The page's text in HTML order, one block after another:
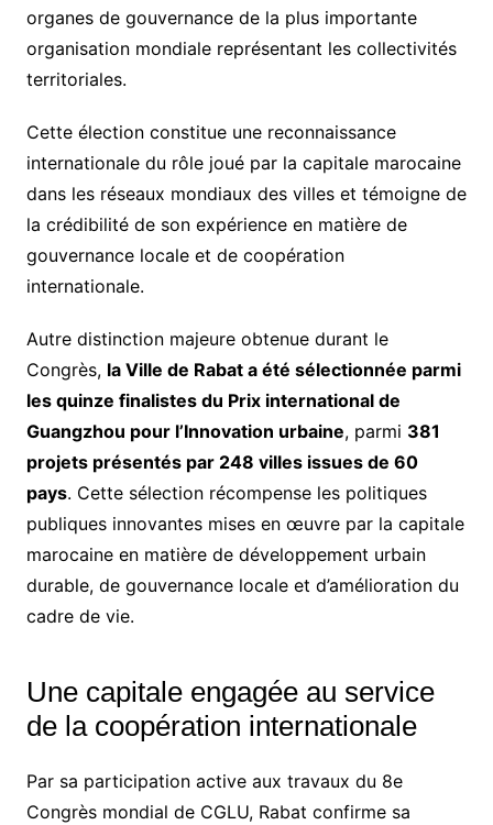
organes de gouvernance de la plus importante
organisation mondiale représentant les collectivités
territoriales.
Cette élection constitue une reconnaissance
internationale du rôle joué par la capitale marocaine
dans les réseaux mondiaux des villes et témoigne de
la crédibilité de son expérience en matière de
gouvernance locale et de coopération
internationale.
Autre distinction majeure obtenue durant le
Congrès, la Ville de Rabat a été sélectionnée parmi
les quinze finalistes du Prix international de
Guangzhou pour l’Innovation urbaine, parmi 381
projets présentés par 248 villes issues de 60
pays. Cette sélection récompense les politiques
publiques innovantes mises en œuvre par la capitale
marocaine en matière de développement urbain
durable, de gouvernance locale et d’amélioration du
cadre de vie.
Une capitale engagée au service
de la coopération internationale
Par sa participation active aux travaux du 8e
Congrès mondial de CGLU, Rabat confirme sa